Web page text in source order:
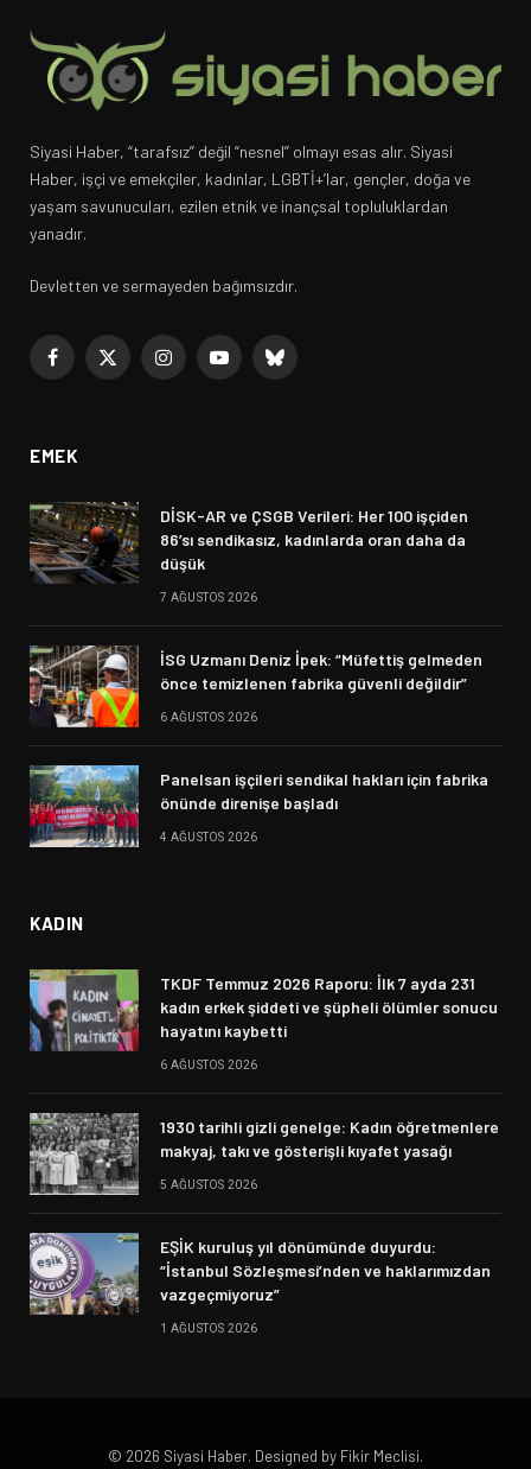
Siyasi Haber, “tarafsız” değil “nesnel” olmayı esas alır. Siyasi
Haber, işçi ve emekçiler, kadınlar, LGBTİ+’lar, gençler, doğa ve
yaşam savunucuları, ezilen etnik ve inançsal topluluklardan
yanadır.
Devletten ve sermayeden bağımsızdır.
Facebook
X
InstagramYouTubeBluesky
EMEK
DİSK-AR ve ÇSGB Verileri: Her 100 işçiden
86’sı sendikasız, kadınlarda oran daha da
düşük
7 AĞUSTOS 2026
İSG Uzmanı Deniz İpek: “Müfettiş gelmeden
önce temizlenen fabrika güvenli değildir”
6 AĞUSTOS 2026
Panelsan işçileri sendikal hakları için fabrika
önünde direnişe başladı
4 AĞUSTOS 2026
KADIN
TKDF Temmuz 2026 Raporu: İlk 7 ayda 231
kadın erkek şiddeti ve şüpheli ölümler sonucu
hayatını kaybetti
6 AĞUSTOS 2026
1930 tarihli gizli genelge: Kadın öğretmenlere
makyaj, takı ve gösterişli kıyafet yasağı
5 AĞUSTOS 2026
EŞİK kuruluş yıl dönümünde duyurdu:
“İstanbul Sözleşmesi’nden ve haklarımızdan
vazgeçmiyoruz”
1 AĞUSTOS 2026
© 2026 Siyasi Haber. Designed by Fikir Meclisi.